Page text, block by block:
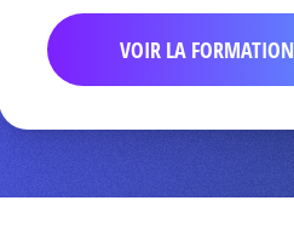
VOIR LA FORMATION